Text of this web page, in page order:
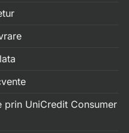
prin UniCredit Consumer